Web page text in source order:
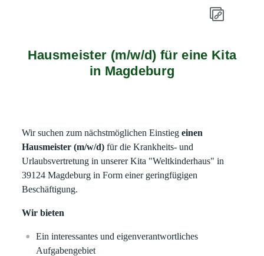
Hausmeister (m/w/d) für eine Kita
in Magdeburg
Wir suchen zum nächstmöglichen Einstiegeinen
Hausmeister (m/w/d) für die Krankheits- und
Urlaubsvertretung in unserer Kita "Weltkinderhaus" in
39124 Magdeburg in Form einer geringfügigen
Beschäftigung.
Wir bieten
Ein interessantes und eigenverantwortliches
Aufgabengebiet